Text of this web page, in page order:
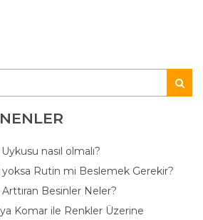
nasıl olmalı?
Rutin mi Beslemek Gerekir?
Arttıran Besinler Neler?
Komar ile Renkler Üzerine